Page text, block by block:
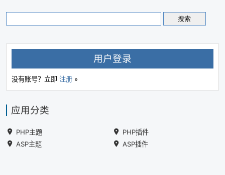
用户登录
没有账号？立即 注册 »
应用分类
PHP主题
PHP插件
ASP主题
ASP插件